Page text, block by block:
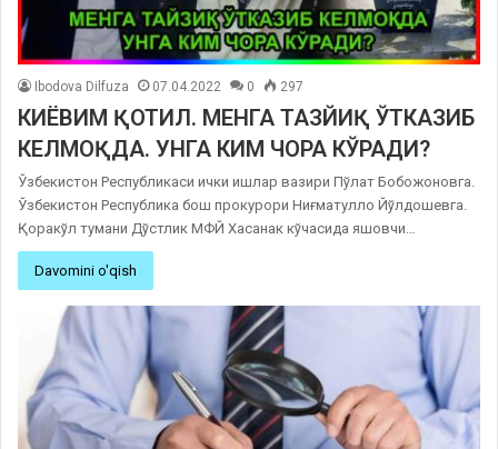
Ibodova Dilfuza 07.04.2022 0 297
КИЁВИМ ҚОТИЛ. МЕНГА ТАЗЙИҚ ЎТКАЗИБ
КЕЛМОҚДА. УНГА КИМ ЧОРА КЎРАДИ?
Ўзбекистон Республикаси ички ишлар вазири Пўлат Бобожоновга.
Ўзбекистон Республика бош прокурори Ниғматулло Йўлдошевга.
Қоракўл тумани Дўстлик МФЙ Хасанак кўчасида яшовчи…
Davomini o'qish